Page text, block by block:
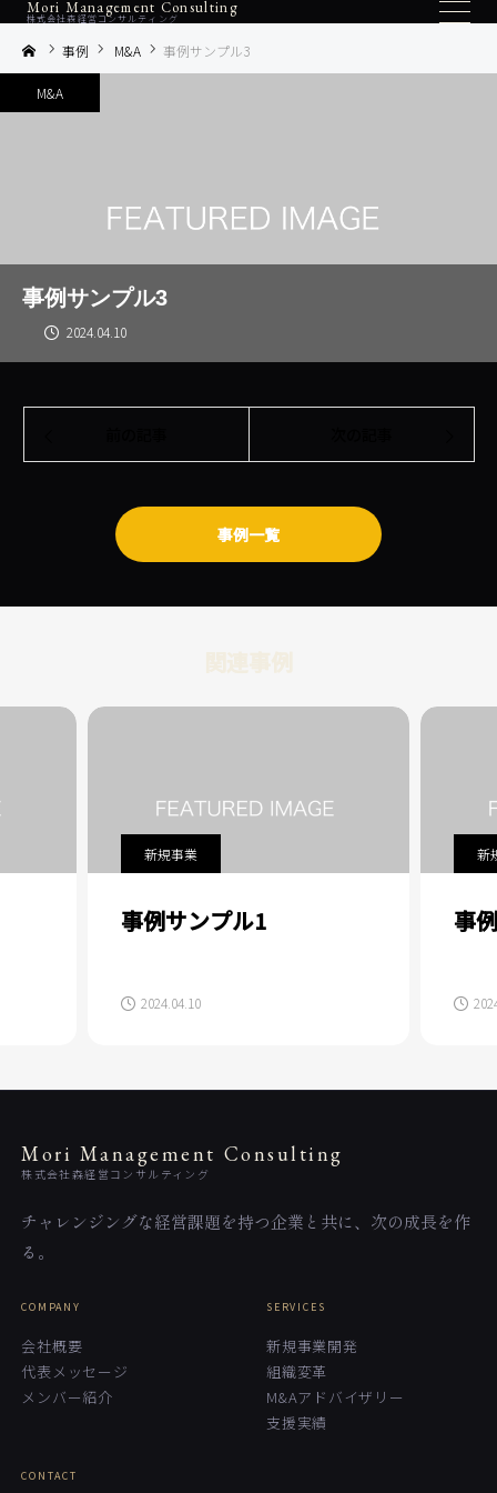
Mori Management Consulting
株式会社森経営コンサルティング
事例 M&A 事例サンプル3
事例サンプル3
2024.04.10
M&A
事例一覧
新規事業
事例サンプル1
2024.04.10
新
事
Mori Management Consulting
株式会社森経営コンサルティング
チャレンジングな経営課題を持つ企業と共に、次の成長を作
る。
COMPANY
会社概要
代表メッセージ
メンバー紹介
SERVICES
新規事業開発
組織変革
M&Aアドバイザリー
支援実績
CONTACT